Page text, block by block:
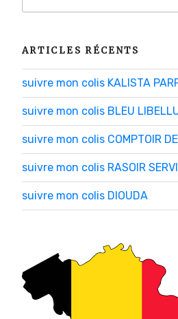
:
ARTICLES RÉCENTS
suivre mon colis KALISTA
suivre mon colis BLEU
suivre mon colis COMPTOIR DE
suivre mon colis RASOIR
suivre mon colis DIOUDA